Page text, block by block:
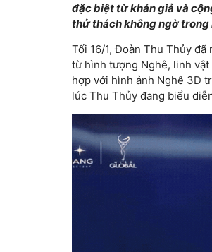
đặc biệt từ khán giả và
thử thách không ngờ trong
Tối 16/1, Đoàn Thu Thủy đã
từ hình tượng Nghê, linh
hợp với hình ảnh Nghê 3D
lúc Thu Thủy đang biểu